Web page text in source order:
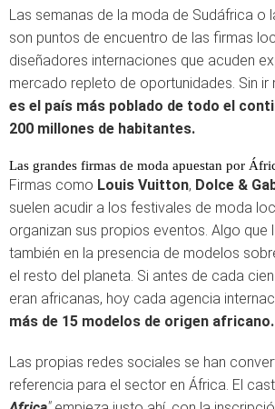
Las semanas de la moda de Sudáfrica o
son puntos de encuentro de las firmas
diseñadores internaciones que acuden
mercado repleto de oportunidades. Sin ir
es el país más poblado de todo el
200 millones de habitantes.
Las grandes firmas de moda apuestan por
Firmas como Louis Vuitton, Dolce &
suelen acudir a los festivales de moda
organizan sus propios eventos. Algo que
también en la presencia de modelos
el resto del planeta. Si antes de cada
eran africanas, hoy cada agencia
más de 15 modelos de origen africano.
Las propias redes sociales se han
referencia para el sector en África. El